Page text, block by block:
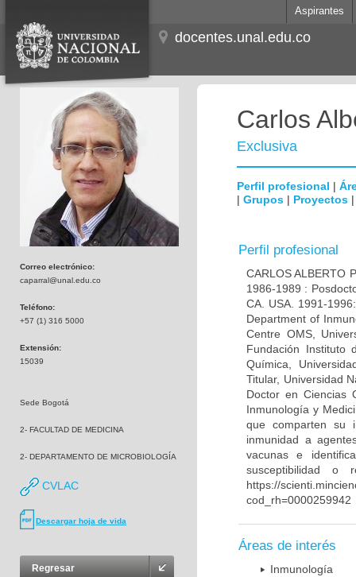
Aspirantes
docentes.unal.edu.co
Correo electrónico:
caparral@unal.edu.co
Teléfono:
+57 (1) 316 5000
Extensión:
15039
Sede Bogotá
2- FACULTAD DE MEDICINA
2- DEPARTAMENTO DE MICROBIOLOGÍA
CVLAC
Descargar hoja de vida
Regresar
Carlos
Exclusiva
Perfil profesional |
| Grupos | Proyectos
Perfil profesional
CARLOS ALBERTO
1986-1989 :
CA. USA. 1991-
Department of
Centre OMS,
Fundación Instituto
Química,
Titular, Universidad
Doctor en Ciencias
Inmunología y
que comparten su
inmunidad a
vacunas e
susceptibilidad o
https://
cod_rh=0000259942
Áreas de interés
Inmunología